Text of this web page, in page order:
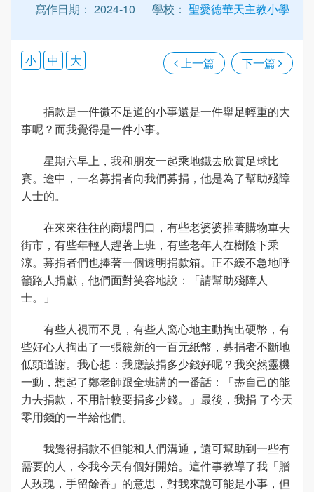
寫作日期： 2024-10
學校： 聖愛德華天主教小學
上一篇 下一篇
小 中 大
捐款是一件微不足道的小事還是一件舉足輕重的大
事呢？而我覺得是一件小事。
星期六早上，我和朋友一起乘地鐵去欣賞足球比
賽。途中，一名募捐者向我們募捐，他是為了幫助殘障
人士的。
在來來往往的商場門口，有些老婆婆推著購物車去
街市，有些年輕人趕著上班，有些老年人在樹陰下乘
涼。募捐者們也捧著一個透明捐款箱。正不緩不急地呼
籲路人捐獻，他們面對笑容地說：「請幫助殘障人
士。」
有些人視而不見，有些人窩心地主動掏出硬幣，有
些好心人掏出了一張簇新的一百元紙幣，募捐者不斷地
低頭道謝。我心想：我應該捐多少錢好呢？我突然靈機
一動，想起了鄭老師跟全班講的一番話：「盡自己的能
力去捐款，不用計較要捐多少錢。」最後，我捐 了今天
零用錢的一半給他們。
我覺得捐款不但能和人們溝通，還可幫助到一些有
需要的人，令我今天有個好開始。這件事教導了我「贈
人玫瑰，手留餘香」的意思，對我來說可能是小事，但